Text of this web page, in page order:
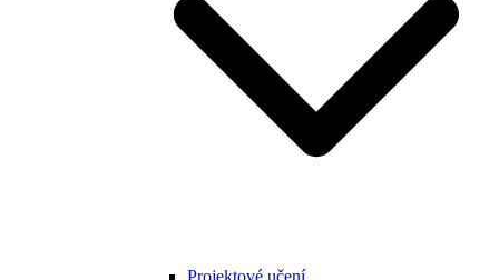
Projektové učení